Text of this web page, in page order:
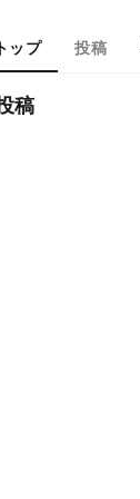
トップ 投稿
稿